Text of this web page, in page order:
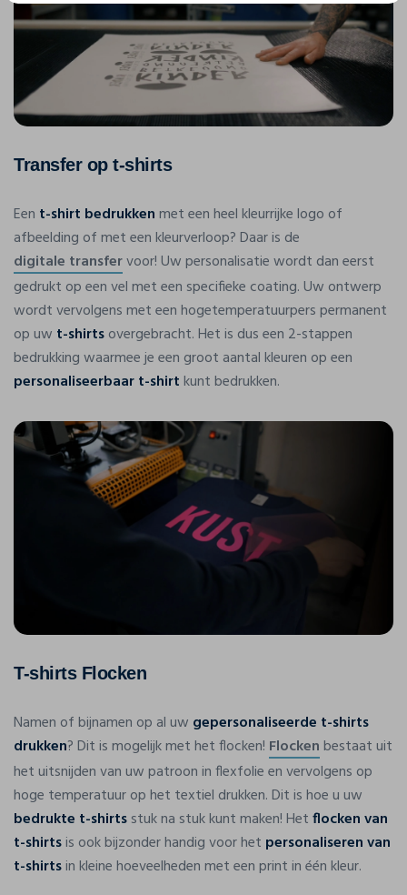
Transfer op t-shirts
Een t-shirt bedrukkenmet een heel kleurrijke logo of
afbeelding of met een kleurverloop? Daar is de
digitale transfervoor! Uw personalisatie wordt dan eerst
gedrukt op een vel met een specifieke coating. Uw ontwerp
wordt vervolgens met een hogetemperatuurpers permanent
op uw t-shirtsovergebracht. Het is dus een 2-stappen
bedrukking waarmee je een groot aantal kleuren op een
personaliseerbaar t-shirtkunt bedrukken.
T-shirts Flocken
Namen of bijnamen op al uw gepersonaliseerde t-shirts
drukken? Dit is mogelijk met het flocken! Flockenbestaat uit
het uitsnijden van uw patroon in flexfolie en vervolgens op
hoge temperatuur op het textiel drukken. Dit is hoe u uw
bedrukte t-shirtsstuk na stuk kunt maken! Hetflocken van
t-shirtsis ook bijzonder handig voor het personaliseren van
t-shirtsin kleine hoeveelheden met een print in één kleur.